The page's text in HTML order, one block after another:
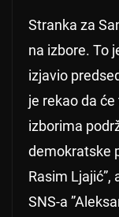
Stranka za
na izbore. To
izjavio
je rekao da
izborima
demokratske
Rasim
SNS-a